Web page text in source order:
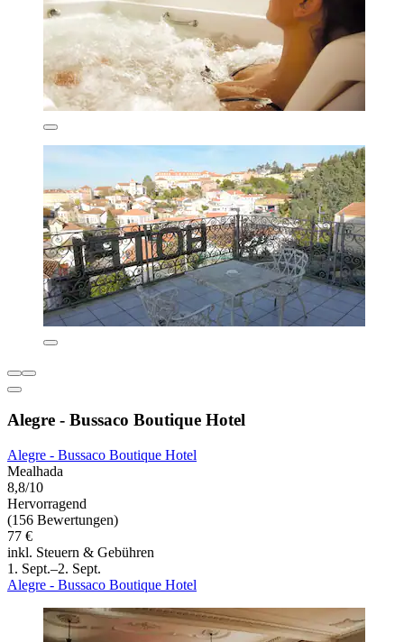
Alegre - Bussaco Boutique Hotel
Alegre - Bussaco Boutique Hotel
Mealhada
8,8/10
Hervorragend
(156 Bewertungen)
77 €
inkl. Steuern & Gebühren
1. Sept.–2. Sept.
Alegre - Bussaco Boutique Hotel